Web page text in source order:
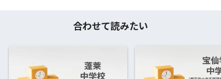
合わせて読みたい